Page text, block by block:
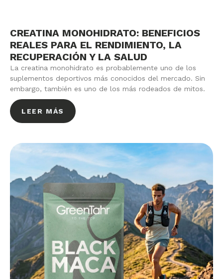
CREATINA MONOHIDRATO: BENEFICIOS
REALES PARA EL RENDIMIENTO, LA
RECUPERACIÓN Y LA SALUD
La creatina monohidrato es probablemente uno de los
suplementos deportivos más conocidos del mercado. Sin
embargo, también es uno de los más rodeados de mitos.
LEER MÁS